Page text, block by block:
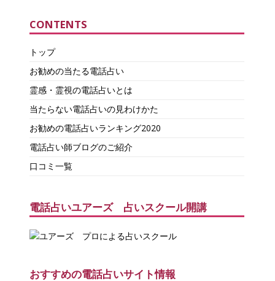
CONTENTS
トップ
お勧めの当たる電話占い
霊感・霊視の電話占いとは
当たらない電話占いの見わけかた
お勧めの電話占いランキング2020
電話占い師ブログのご紹介
口コミ一覧
電話占いユアーズ 占いスクール開講
おすすめの電話占いサイト情報